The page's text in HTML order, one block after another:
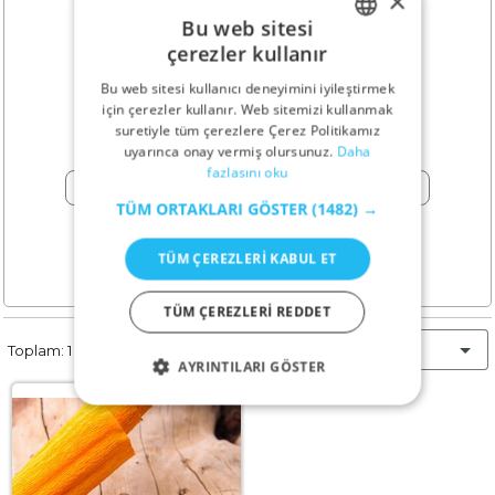
علیرضا آقایی
pin_drop Isfahan - İran
Toplam: 1 İlan
GERMAN
RUSSIAN
Bu web sitesi
çerezler kullanır
Bu web sitesi kullanıcı deneyimini iyileştirmek
için çerezler kullanır. Web sitemizi kullanmak
suretiyle tüm çerezlere Çerez Politikamız
uyarınca onay vermiş olursunuz. Daha
fazlasını oku
TÜM ORTAKLARI GÖSTER (1482) →
TÜM ÇEREZLERI KABUL ET
TÜM ÇEREZLERI REDDET
AYRINTILARI GÖSTER